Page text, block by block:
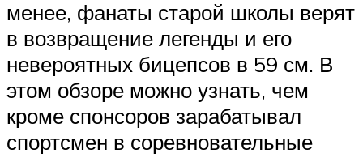
менее, фанаты старой школы верят
в возвращение легенды и его
невероятных бицепсов в 59 см. В
этом обзоре можно узнать, чем
кроме спонсоров зарабатывал
спортсмен в соревновательные